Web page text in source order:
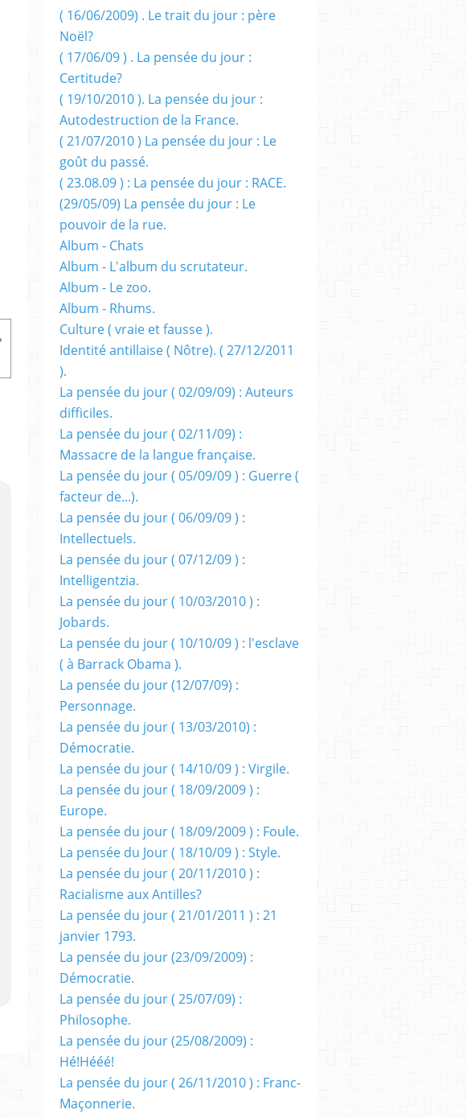
( 16/06/2009) . Le trait du jour : père
Noël?
( 17/06/09 ) . La pensée du jour :
Certitude?
( 19/10/2010 ). La pensée du jour :
Autodestruction de la France.
( 21/07/2010 ) La pensée du jour : Le
goût du passé.
( 23.08.09 ) : La pensée du jour : RACE.
(29/05/09) La pensée du jour : Le
pouvoir de la rue.
Album - Chats
Album - L'album du scrutateur.
Album - Le zoo.
Album - Rhums.
Culture ( vraie et fausse ).
Identité antillaise ( Nôtre). ( 27/12/2011
).
La pensée du jour ( 02/09/09) : Auteurs
difficiles.
La pensée du jour ( 02/11/09) :
Massacre de la langue française.
La pensée du jour ( 05/09/09 ) : Guerre (
facteur de...).
La pensée du jour ( 06/09/09 ) :
Intellectuels.
La pensée du jour ( 07/12/09 ) :
Intelligentzia.
La pensée du jour ( 10/03/2010 ) :
Jobards.
La pensée du jour ( 10/10/09 ) : l'esclave
( à Barrack Obama ).
La pensée du jour (12/07/09) :
Personnage.
La pensée du jour ( 13/03/2010) :
Démocratie.
La pensée du jour ( 14/10/09 ) : Virgile.
La pensée du jour ( 18/09/2009 ) :
Europe.
La pensée du jour ( 18/09/2009 ) : Foule.
La pensée du Jour ( 18/10/09 ) : Style.
La pensée du jour ( 20/11/2010 ) :
Racialisme aux Antilles?
La pensée du jour ( 21/01/2011 ) : 21
janvier 1793.
La pensée du jour (23/09/2009) :
Démocratie.
La pensée du jour ( 25/07/09) :
Philosophe.
La pensée du jour (25/08/2009) :
Hé!Hééé!
La pensée du jour ( 26/11/2010 ) : Franc-
Maçonnerie.